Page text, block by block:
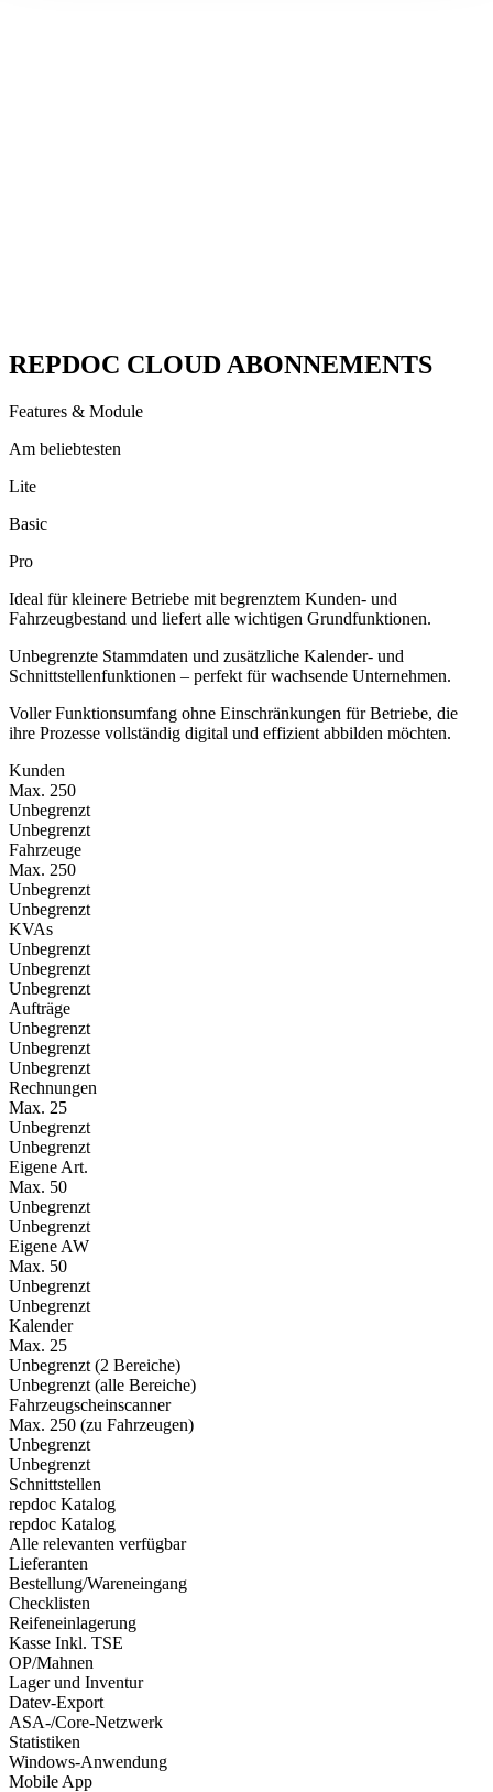
REPDOC CLOUD ABONNEMENTS
Features & Module
Am beliebtesten
Lite
Basic
Pro
Ideal für kleinere Betriebe mit begrenztem Kunden- und
Fahrzeugbestand und liefert alle wichtigen Grundfunktionen.
Unbegrenzte Stammdaten und zusätzliche Kalender- und
Schnittstellenfunktionen – perfekt für wachsende Unternehmen.
Voller Funktionsumfang ohne Einschränkungen für Betriebe, die
ihre Prozesse vollständig digital und effizient abbilden möchten.
Kunden
Max. 250
Unbegrenzt
Unbegrenzt
Fahrzeuge
Max. 250
Unbegrenzt
Unbegrenzt
KVAs
Unbegrenzt
Unbegrenzt
Unbegrenzt
Aufträge
Unbegrenzt
Unbegrenzt
Unbegrenzt
Rechnungen
Max. 25
Unbegrenzt
Unbegrenzt
Eigene Art.
Max. 50
Unbegrenzt
Unbegrenzt
Eigene AW
Max. 50
Unbegrenzt
Unbegrenzt
Kalender
Max. 25
Unbegrenzt (2 Bereiche)
Unbegrenzt (alle Bereiche)
Fahrzeugscheinscanner
Max. 250 (zu Fahrzeugen)
Unbegrenzt
Unbegrenzt
Schnittstellen
repdoc Katalog
repdoc Katalog
Alle relevanten verfügbar
Lieferanten
Bestellung/Wareneingang
Checklisten
Reifeneinlagerung
Kasse Inkl. TSE
OP/Mahnen
Lager und Inventur
Datev-Export
ASA-/Core-Netzwerk
Statistiken
Windows-Anwendung
Mobile App